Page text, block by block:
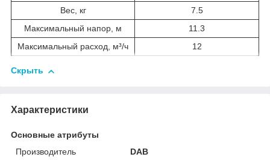
Вес, кг
7.5
Максимальный напор, м
11.3
Максимальный расход, м³/ч
12
Скрыть
Характеристики
Основные атрибуты
Производитель
DAB